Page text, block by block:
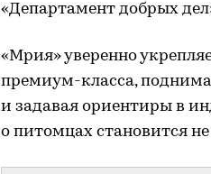
«Департамент добрых
«Мрия» уверенно
премиум-класса,
и задавая ориентиры в
о питомцах становится